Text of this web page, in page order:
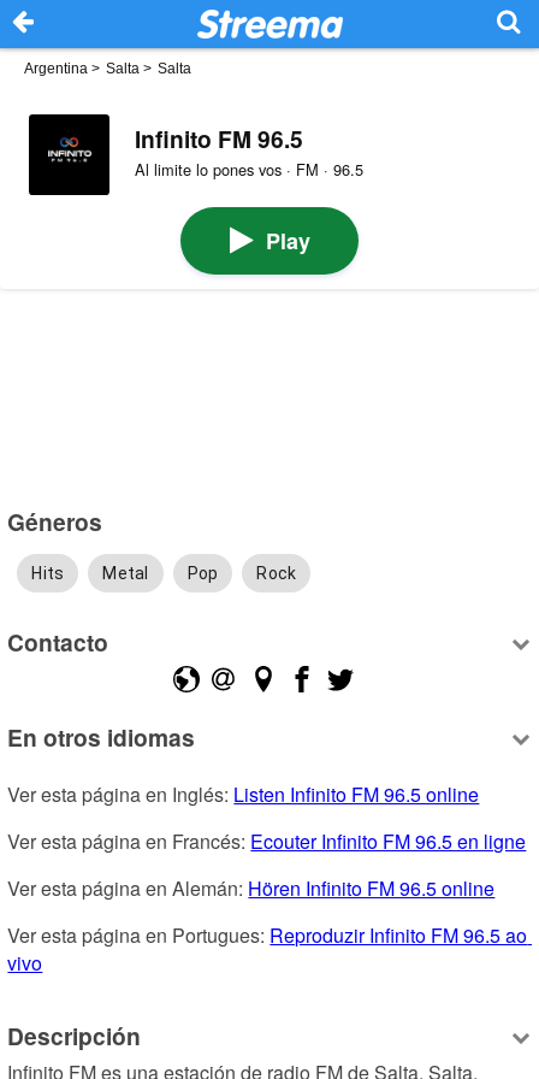
Argentina > Salta > Salta
Infinito FM 96.5
Al limite lo pones vos · FM · 96.5
Play
Géneros
Hits Metal Pop Rock
Contacto
En otros idiomas
Ver esta página en Inglés: Listen Infinito FM 96.5 online
Ver esta página en Francés: Ecouter Infinito FM 96.5 en ligne
Ver esta página en Alemán: Hören Infinito FM 96.5 online
Ver esta página en Portugues: Reproduzir Infinito FM 96.5 ao
vivo
Descripción
Infinito FM es una estación de radio FM de Salta, Salta,